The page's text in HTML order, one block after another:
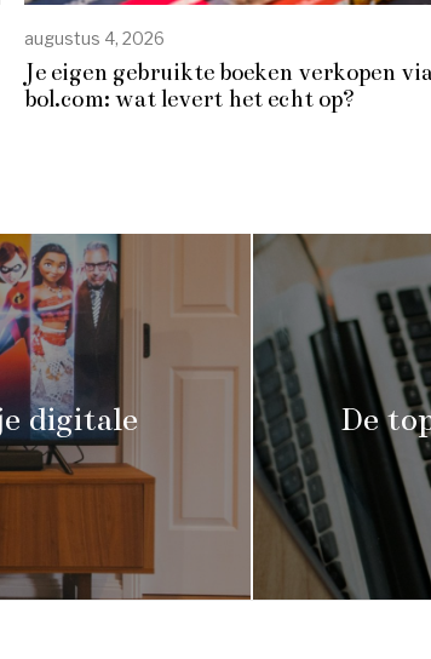
augustus 4, 2026
Je eigen gebruikte boeken verkopen
bol.com: wat levert het echt op?
digitale
De